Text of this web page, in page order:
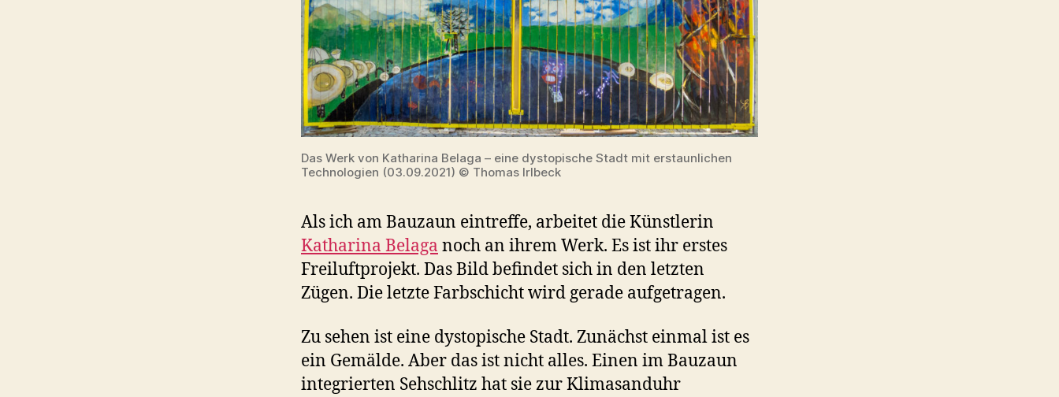
Das Werk von Katharina Belaga – eine dystopische Stadt mit erstaunlichen
Technologien (03.09.2021) © Thomas Irlbeck
Als ich am Bauzaun eintreffe, arbeitet die Künstlerin
Katharina Belaga noch an ihrem Werk. Es ist ihr erstes
Freiluftprojekt. Das Bild befindet sich in den letzten
Zügen. Die letzte Farbschicht wird gerade aufgetragen.
Zu sehen ist eine dystopische Stadt. Zunächst einmal ist es
ein Gemälde. Aber das ist nicht alles. Einen im Bauzaun
integrierten Sehschlitz hat sie zur Klimasanduhr